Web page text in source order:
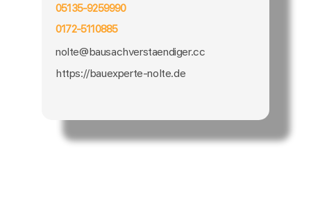
05135-9259990
0172-5110885
nolte@bausachverstaendiger.cc
https://bauexperte-nolte.de